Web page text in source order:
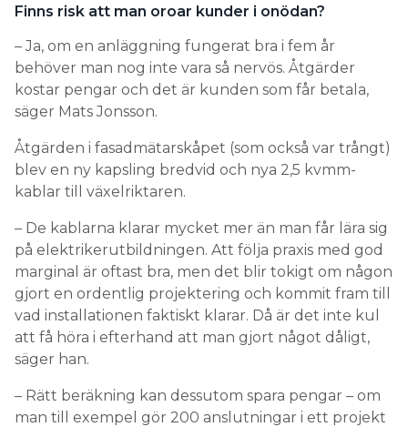
Finns risk att man oroar kunder i onödan?
– Ja, om en anläggning fungerat bra i fem år
behöver man nog inte vara så nervös. Åtgärder
kostar pengar och det är kunden som får betala,
säger Mats Jonsson.
Åtgärden i fasadmätarskåpet (som också var trångt)
blev en ny kapsling bredvid och nya 2,5 kvmm-
kablar till växelriktaren.
– De kablarna klarar mycket mer än man får lära sig
på elektrikerutbildningen. Att följa praxis med god
marginal är oftast bra, men det blir tokigt om någon
gjort en ordentlig projektering och kommit fram till
vad installationen faktiskt klarar. Då är det inte kul
att få höra i efterhand att man gjort något dåligt,
säger han.
– Rätt beräkning kan dessutom spara pengar – om
man till exempel gör 200 anslutningar i ett projekt